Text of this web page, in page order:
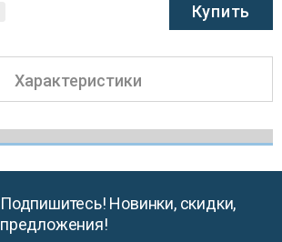
Купить
Характеристики
Подпишитесь! Новинки, скидки,
предложения!